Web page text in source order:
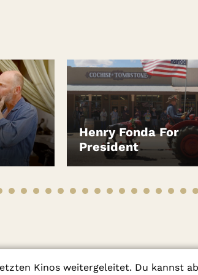
Kinos weitergeleitet. Du kannst
Henry Fonda For
President
LEIHEN